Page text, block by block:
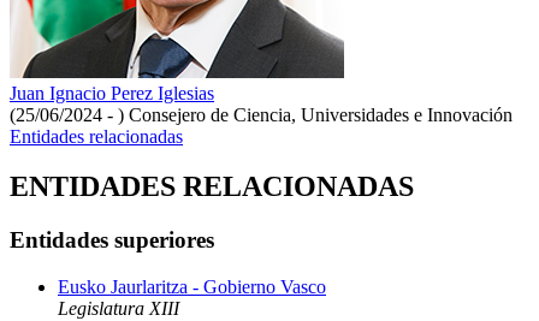
Juan Ignacio Perez Iglesias
(25/06/2024 - ) Consejero de Ciencia, Universidades e Innovación
Entidades relacionadas
ENTIDADES RELACIONADAS
Entidades superiores
Eusko Jaurlaritza - Gobierno Vasco
Legislatura XIII